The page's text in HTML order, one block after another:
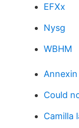
EFXx
Nysg
WBHM
Could
Camilla